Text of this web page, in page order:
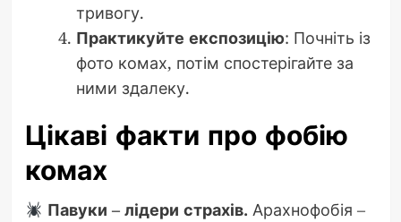
тривогу.
Практикуйте експозицію: Почніть із
фото комах, потім спостерігайте за
ними здалеку.
Цікаві факти про фобію
комах
Павуки – лідери страхів. Арахнофобія –